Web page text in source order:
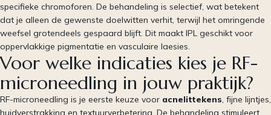
specifieke chromoforen. De behandeling is selectief, wat betekent
dat je alleen de gewenste doelwitten verhit, terwijl het omringende
weefsel grotendeels gespaard blijft. Dit maakt IPL geschikt voor
oppervlakkige pigmentatie en vasculaire laesies.
Voor welke indicaties kies je RF-
microneedling in jouw praktijk?
RF-microneedling is je eerste keuze voor acnelittekens , fijne lijntjes,
huidverstrakking en textuurverbetering. De behandeling stimuleert